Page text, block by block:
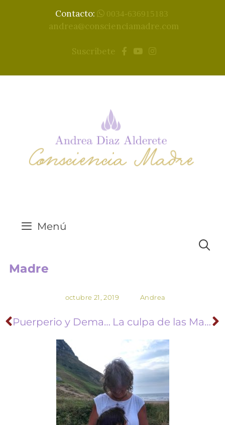
Contacto: 0034-636915183
andrea@conscienciamadre.com
Suscríbete
Menú
Madre
octubre 21, 2019 Andrea
Puerperio y Demanda La culpa de las Madres